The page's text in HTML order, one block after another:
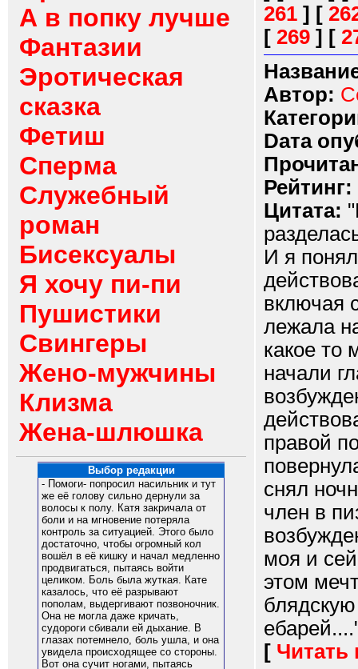
А в попку лучше
Фантазии
Эротическая
сказка
Фетиш
Сперма
Служебный
роман
Бисексуалы
Я хочу пи-пи
Пушистики
Свингеры
Жено-мужчины
Клизма
Жена-шлюшка
Выбор редакции
- Помоги- попросил насильник и тут
же её голову сильно дернули за
волосы к полу. Катя закричала от
боли и на мгновение потеряла
контроль за ситуацией. Этого было
достаточно, чтобы огромный кол
вошёл в её кишку и начал медленно
продвигаться, пытаясь войти
целиком. Боль была жуткая. Кате
казалось, что её разрывают
пополам, выдергивают позвоночник.
Она не могла даже кричать,
судороги сбивали ей дыхание. В
глазах потемнело, боль ушла, и она
увидела происходящее со стороны.
Вот она сучит ногами, пытаясь
261 ] [
[ 269 ] [
Автор:
Dата
Рейтинг:
Цитата:
И я
включая
лежала
какое то
начали
правой
снял
член в
моя и
этом
[ Читать